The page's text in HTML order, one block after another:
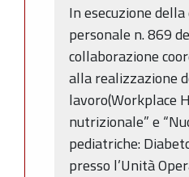
In esecuzione
personale n. 869
collaborazione
alla realizzazione
lavoro(Workplace
nutrizionale” e
pediatriche:
presso l’Unità